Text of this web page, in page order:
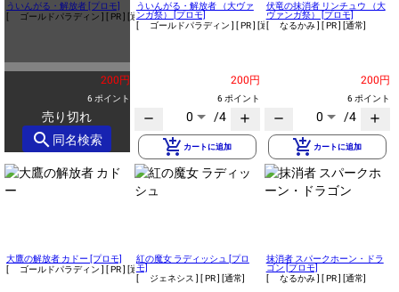
ういんがる・解放者 [プロモ]
[ ゴールドパラディン ] [ PR ] [通常]
200円
6 ポイント
売り切れ
search 同名検索
ういんがる・解放者 （大ヴァ
ンガ祭） [プロモ]
[ ゴールドパラディン ] [ PR ] [通常]
200円
6 ポイント
remove 0 /4 add
add_shopping_cart カートに追加
伏竜の抹消者 リンチュウ （大
ヴァンガ祭） [プロモ]
[ なるかみ ] [ PR ] [通常]
200円
6 ポイント
remove 0 /4 add
add_shopping_cart カートに追加
大鷹の解放者 カドー [プロモ]
[ ゴールドパラディン ] [ PR ] [通常]
紅の魔女 ラディッシュ [プロ
モ]
[ ジェネシス ] [ PR ] [通常]
抹消者 スパークホーン・ドラ
ゴン [プロモ]
[ なるかみ ] [ PR ] [通常]